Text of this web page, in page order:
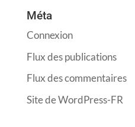
Méta
Connexion
Flux des publications
Flux des commentaires
Site de WordPress-FR